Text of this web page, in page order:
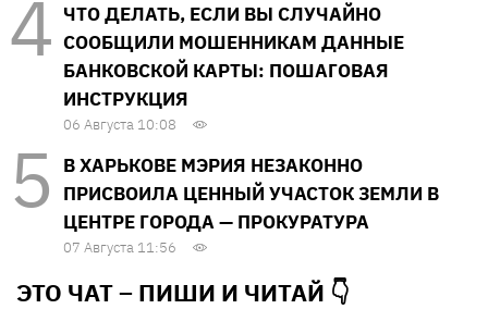
ЧТО ДЕЛАТЬ, ЕСЛИ ВЫ СЛУЧАЙНО
СООБЩИЛИ МОШЕННИКАМ ДАННЫЕ
БАНКОВСКОЙ КАРТЫ: ПОШАГОВАЯ
ИНСТРУКЦИЯ
06 Августа 10:08
В ХАРЬКОВЕ МЭРИЯ НЕЗАКОННО
ПРИСВОИЛА ЦЕННЫЙ УЧАСТОК ЗЕМЛИ В
ЦЕНТРЕ ГОРОДА — ПРОКУРАТУРА
07 Августа 11:56
ЭТО ЧАТ – ПИШИ И ЧИТАЙ 👇